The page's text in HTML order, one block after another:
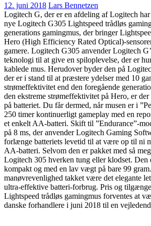
12. juni 2018 Lars Bennetzen
Logitech G, der er en afdeling af Logitech har
nye Logitech G305 Lightspeed trådløs
generations gamingmus, der bringer
Hero (High Efficiency Rated Optical)-
gamere. Logitech G305 anvender Logitech
teknologi til at give en spiloplevelse, der er
kablede mus. Herudover byder den på
der er i stand til at præstere ydelser med 10
strømeffektivitet end den foregående
den ekstreme strømeffektivitet på Hero, er
på batteriet. Du får dermed, når musen er i
250 timer kontinuerligt gameplay med en
et enkelt AA-batteri. Skift til ”Endurance”-
på 8 ms, der anvender Logitech Gaming
forlænge batteriets levetid til at være op til ni
AA-batteri. Selvom den er pakket med så
Logitech 305 hverken tung eller klodset. Den
kompakt og med en lav vægt på bare 99
manøvrevenlighed takket være det elegante
ultra-effektive batteri-forbrug. Pris og
Lightspeed trådløs gamingmus forventes at
danske forhandlere i juni 2018 til en